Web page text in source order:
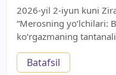
2026-yil 2-iyun kuni
“Merosning yo‘lchilari:
ko‘rgazmaning
Batafsil